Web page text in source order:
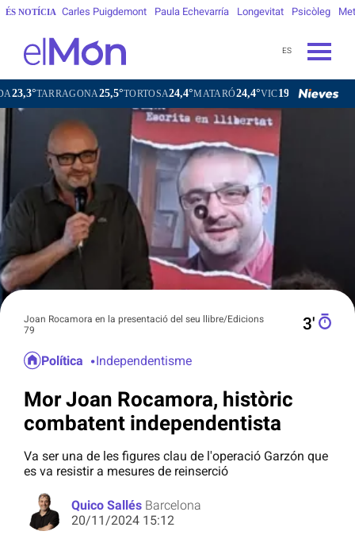
ÉS NOTÍCIA Carles Puigdemont Paula Echevarría Longevitat Psicòleg
ES
25,5°TORTOSA24,4°MATARÓ24,4°VIC19,0°VILAFRANCA DEL
Joan Rocamora en la presentació del seu llibre/Edicions
79
3′
Política Independentisme
Mor Joan Rocamora, històric
combatent independentista
Va ser una de les figures clau de l'operació Garzón que
es va resistir a mesures de reinserció
Quico Sallés Barcelona
20/11/2024 15:12